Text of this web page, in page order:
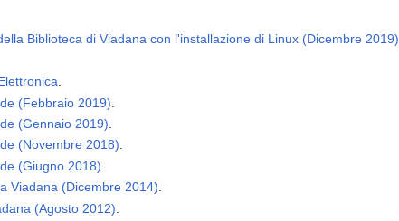
Biblioteca di Viadana con l'installazione di Linux (Dicembre 2019)
(Febbraio 2019)
(Gennaio 2019)
(Novembre 2018).
(Giugno 2018)
Viadana (Dicembre 2014)
(Agosto 2012)